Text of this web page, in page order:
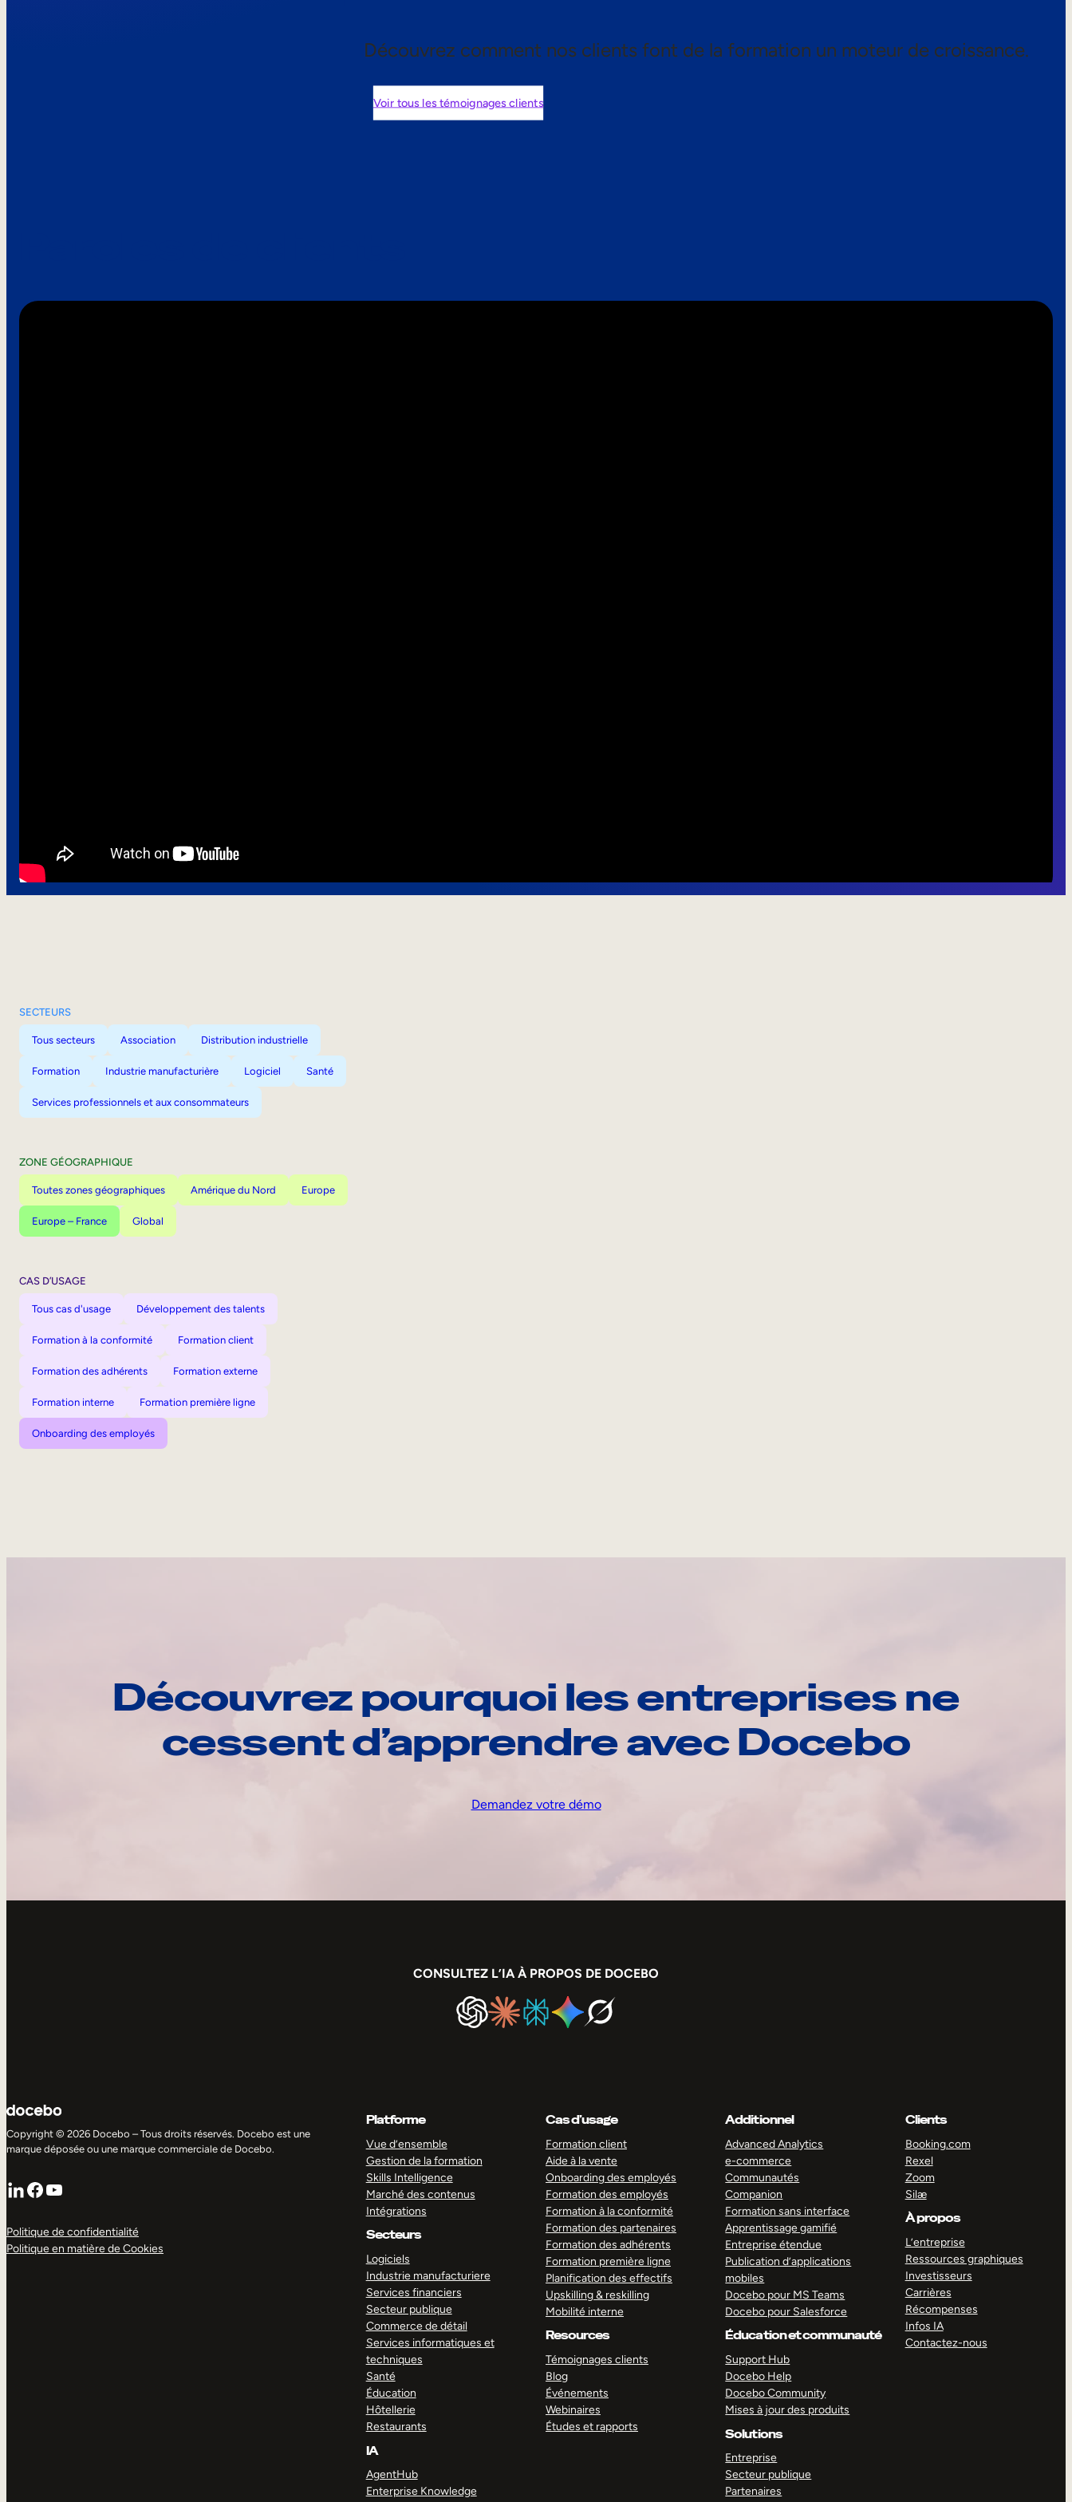
Découvrez comment nos clients font de la formation un moteur de croissance.
Voir tous les témoignages clients
SECTEURS
Tous secteurs Association Distribution industrielle
Formation Industrie manufacturière Logiciel Santé
Services professionnels et aux consommateurs
ZONE GÉOGRAPHIQUE
Toutes zones géographiques Amérique du Nord Europe
Europe – France Global
CAS D’USAGE
Tous cas d'usage Développement des talents
Formation à la conformité Formation client
Formation des adhérents Formation externe
Formation interne Formation première ligne
Onboarding des employés
Découvrez pourquoi les entreprises ne
cessent d’apprendre avec Docebo
Demandez votre démo
CONSULTEZ L’IA À PROPOS DE DOCEBO
Copyright © 2026 Docebo – Tous droits réservés. Docebo est une
marque déposée ou une marque commerciale de Docebo.
LinkedIn
Facebook
YouTube
Politique de confidentialité
Politique en matière de Cookies
Platforme
Vue d’ensemble
Gestion de la formation
Skills Intelligence
Marché des contenus
Intégrations
Secteurs
Logiciels
Industrie manufacturiere
Services financiers
Secteur publique
Commerce de détail
Services informatiques et
techniques
Santé
Éducation
Hôtellerie
Restaurants
IA
AgentHub
Enterprise Knowledge
Cas d’usage
Formation client
Aide à la vente
Onboarding des employés
Formation des employés
Formation à la conformité
Formation des partenaires
Formation des adhérents
Formation première ligne
Planification des effectifs
Upskilling & reskilling
Mobilité interne
Resources
Témoignages clients
Blog
Événements
Webinaires
Études et rapports
Additionnel
Advanced Analytics
e-commerce
Communautés
Companion
Formation sans interface
Apprentissage gamifié
Entreprise étendue
Publication d’applications
mobiles
Docebo pour MS Teams
Docebo pour Salesforce
Éducation et communauté
Support Hub
Docebo Help
Docebo Community
Mises à jour des produits
Solutions
Entreprise
Secteur publique
Partenaires
Clients
Booking.com
Rexel
Zoom
Silæ
À propos
L’entreprise
Ressources graphiques
Investisseurs
Carrières
Récompenses
Infos IA
Contactez-nous